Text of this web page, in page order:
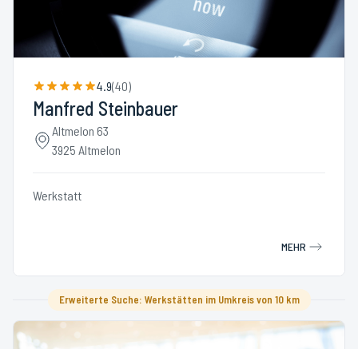
4.9(40)
Manfred Steinbauer
Altmelon 63
3925 Altmelon
Werkstatt
MEHR
Erweiterte Suche: Werkstätten im Umkreis von 10 km